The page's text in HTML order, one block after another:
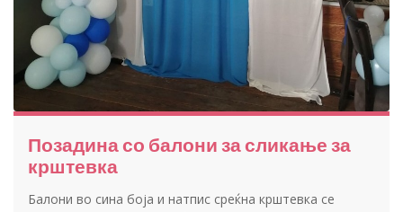
Позадина со балони за сликање за
крштевка
Балони во сина боја и натпис среќна крштевка се